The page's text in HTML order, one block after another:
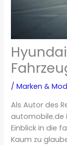
/Marken &
Als Autor des
automobile.de
Einblick in die
Kaum zu